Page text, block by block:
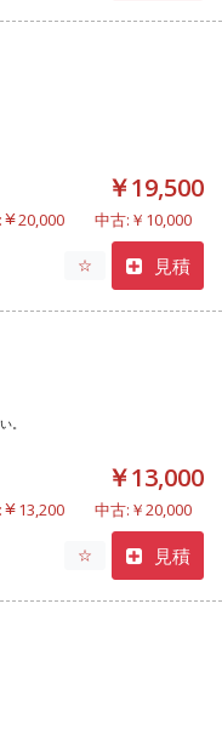
￥19,500
20,000 中古:￥10,000
☆ 見積
。
￥13,000
13,200 中古:￥20,000
☆ 見積